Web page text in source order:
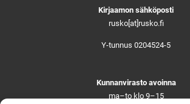
Kirjaamon sähköposti
rusko[at]rusko.fi
Y-tunnus 0204524-5
Kunnanvirasto avoinna
ma–to klo 9–15